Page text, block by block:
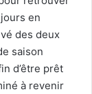
en
des deux
saison
d’être prêt
à revenir